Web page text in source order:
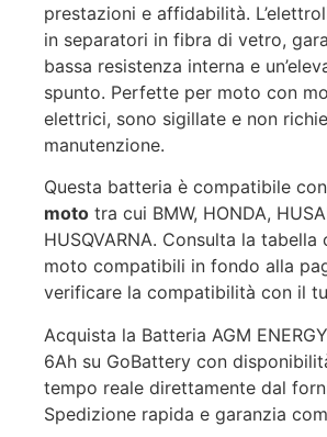
prestazioni e affidabilità.
in separatori in fibra di vetro,
bassa resistenza interna e
spunto. Perfette per moto con
elettrici, sono sigillate e non
manutenzione.
Questa batteria è compatibile con
moto tra cui BMW, HONDA,
HUSQVARNA. Consulta la
moto compatibili in fondo alla
verificare la compatibilità con il
Acquista la Batteria AGM
6Ah su GoBattery con
tempo reale direttamente dal
Spedizione rapida e garanzia